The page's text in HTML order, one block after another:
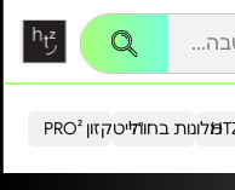
הייטקזון PRO²מלונות בחו"ל